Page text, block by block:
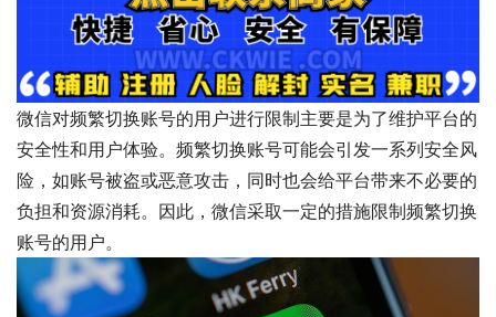
微信对频繁切换账号的用户进行限制主要是为了维护平台的
安全性和用户体验。频繁切换账号可能会引发一系列安全风
险，如账号被盗或恶意攻击，同时也会给平台带来不必要的
负担和资源消耗。因此，微信采取一定的措施限制频繁切换
账号的用户。